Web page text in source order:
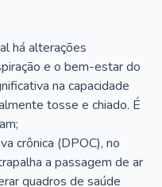
há alterações
e o bem-estar do
na capacidade
tosse e chiado. É
crônica (DPOC), no
a passagem de ar
quadros de saúde